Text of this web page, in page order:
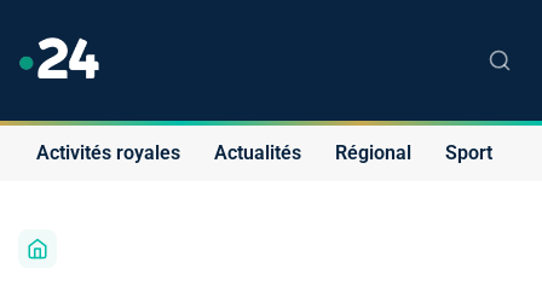
Activités royales Actualités Régional Sport